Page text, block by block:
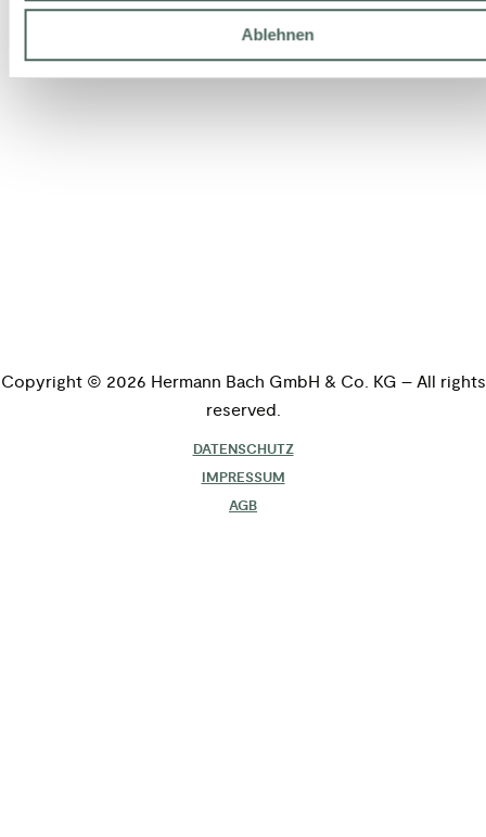
Ablehnen
Copyright © 2026 Hermann Bach GmbH & Co. KG – All rights
reserved.
DATENSCHUTZ
IMPRESSUM
AGB